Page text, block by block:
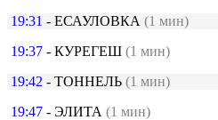
19:31 - ЕСАУЛОВКА (1 мин)
19:37 - КУРЕГЕШ (1 мин)
19:42 - ТОННЕЛЬ (1 мин)
19:47 - ЭЛИТА (1 мин)